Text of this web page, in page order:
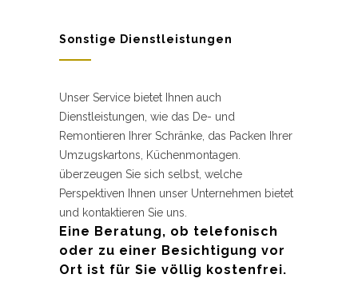
Sonstige Dienstleistungen
Unser Service bietet Ihnen auch
Dienstleistungen, wie das De- und
Remontieren Ihrer Schränke, das Packen Ihrer
Umzugskartons, Küchenmontagen.
überzeugen Sie sich selbst, welche
Perspektiven Ihnen unser Unternehmen bietet
und kontaktieren Sie uns.
Eine Beratung, ob telefonisch
oder zu einer Besichtigung vor
Ort ist für Sie völlig kostenfrei.